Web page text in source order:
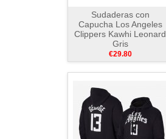
Sudaderas con
Capucha Los Angeles
Clippers Kawhi Leonard
Gris
€29.80